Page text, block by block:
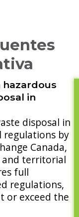
in
disposal in
regulations by
Canada,
and territorial
full
regulations,
or exceed the